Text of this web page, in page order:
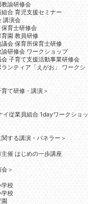
諭研修会
合 育児支援セミナー
講演会
保育士研修会
園 教員研修
会 保育所保育士研修
諭研修会 ワークショップ
子育て支援活動事業研修会
ンティア「えがお」 ワークシ
て研修・講演＞
イ従業員組合 1dayワークショッ
する講演・パネラー＞
催 はじめの一歩講座
＞
学校
学校
園